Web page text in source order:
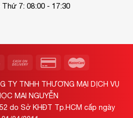
7: 08:00 - 17:30
TY TNHH THƯƠNG MẠI DỊCH VỤ
MAI NGUYỄN
do Sở KHĐT Tp.HCM cấp ngày